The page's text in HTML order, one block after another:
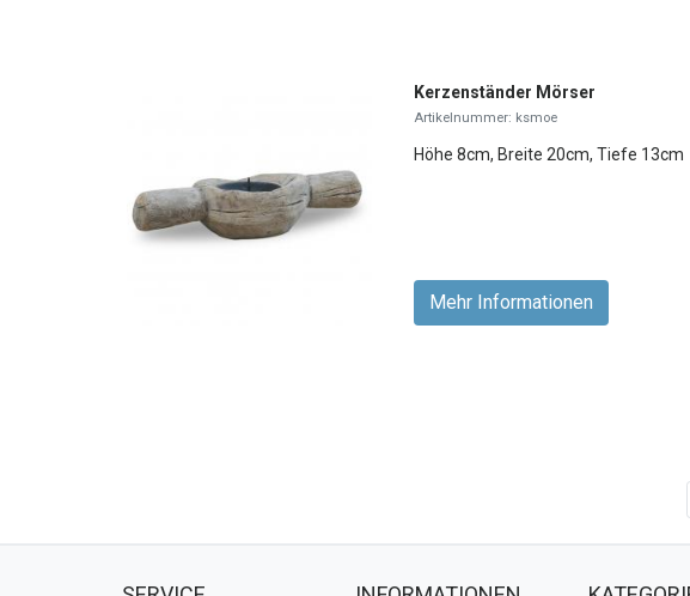
Kerzenständer Mörser
Artikelnummer: ksmoe
Höhe 8cm, Breite 20cm, Tiefe 13cm
Mehr Informationen